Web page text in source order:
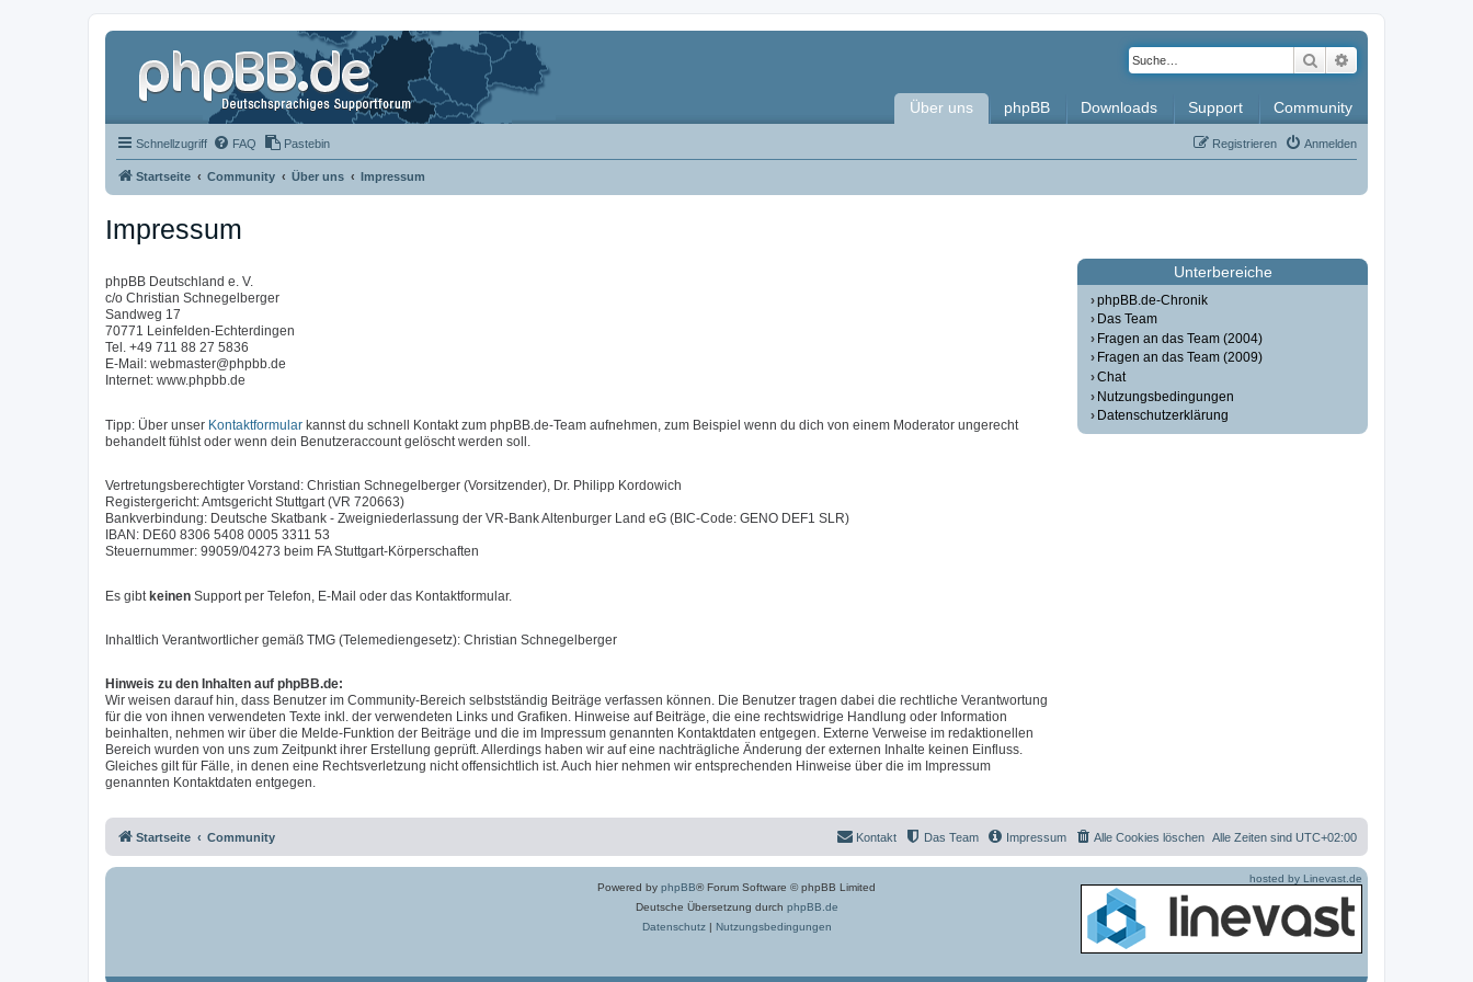
Suche
Über uns phpBB Downloads Support Community
Schnellzugriff FAQ Pastebin Anmelden
Registrieren
Startseite Community Über uns Impressum
Impressum
phpBB Deutschland e. V.
c/o Christian Schnegelberger
Sandweg 17
70771 Leinfelden-Echterdingen
Tel. +49 711 88 27 5836
E-Mail: webmaster@phpbb.de
Internet: www.phpbb.de
Tipp: Über unser Kontaktformular kannst du schnell Kontakt zum phpBB.de-Team aufnehmen, zum Beispiel wenn du dich von einem Moderator ungerecht
behandelt fühlst oder wenn dein Benutzeraccount gelöscht werden soll.
Vertretungsberechtigter Vorstand: Christian Schnegelberger (Vorsitzender), Dr. Philipp Kordowich
Registergericht: Amtsgericht Stuttgart (VR 720663)
Bankverbindung: Deutsche Skatbank - Zweigniederlassung der VR-Bank Altenburger Land eG (BIC-Code: GENO DEF1 SLR)
IBAN: DE60 8306 5408 0005 3311 53
Steuernummer: 99059/04273 beim FA Stuttgart-Körperschaften
Es gibt keinen Support per Telefon, E-Mail oder das Kontaktformular.
Inhaltlich Verantwortlicher gemäß TMG (Telemediengesetz): Christian Schnegelberger
Hinweis zu den Inhalten auf phpBB.de:
Wir weisen darauf hin, dass Benutzer im Community-Bereich selbstständig Beiträge verfassen können. Die Benutzer tragen dabei die rechtliche Verantwortung
für die von ihnen verwendeten Texte inkl. der verwendeten Links und Grafiken. Hinweise auf Beiträge, die eine rechtswidrige Handlung oder Information
beinhalten, nehmen wir über die Melde-Funktion der Beiträge und die im Impressum genannten Kontaktdaten entgegen. Externe Verweise im redaktionellen
Bereich wurden von uns zum Zeitpunkt ihrer Erstellung geprüft. Allerdings haben wir auf eine nachträgliche Änderung der externen Inhalte keinen Einfluss.
Gleiches gilt für Fälle, in denen eine Rechtsverletzung nicht offensichtlich ist. Auch hier nehmen wir entsprechenden Hinweise über die im Impressum
genannten Kontaktdaten entgegen.
Unterbereiche
phpBB.de-Chronik
Das Team
Fragen an das Team (2004)
Fragen an das Team (2009)
Chat
Nutzungsbedingungen
Datenschutzerklärung
Startseite Community Alle Zeiten sind UTC+02:00
Alle Cookies löschen
Impressum
Das Team
Kontakt
Powered by phpBB® Forum Software © phpBB Limited
Deutsche Übersetzung durch phpBB.de
Datenschutz| Nutzungsbedingungen
hosted by Linevast.de